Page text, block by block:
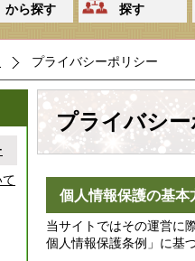
から探す
探す
プライバシーポリシー
プライバシ
個人情報保護の基本
当サイトではその運営に
個人情報保護条例」に基